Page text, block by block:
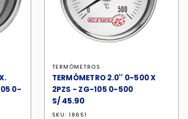
0-
TERMÓMETROS
TERMÓMETRO 2.0'' 0-500 X
2PZS - ZG-105 0-500
S/45.90
SKU: 18651